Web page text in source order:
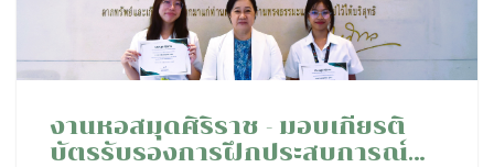
งานหอสมุดศิริราช - มอบเกียรติ
บัตรรับรองการฝึกประสบการณ์